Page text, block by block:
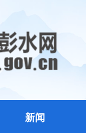
新闻